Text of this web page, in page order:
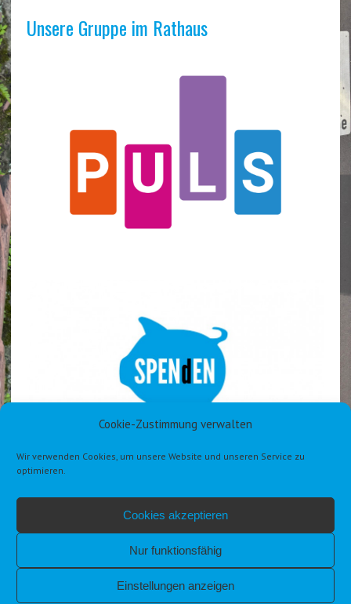
Cookie-Zustimmung verwalten
Wir verwenden Cookies, um unsere Website und unseren Service zu
optimieren.
Cookies akzeptieren
Nur funktionsfähig
Einstellungen anzeigen
Unsere Gruppe im Rathaus
DATENSCHUTZERKLÄRUNG DSGVO